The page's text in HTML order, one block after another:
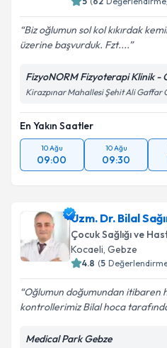
Biz oğlumun sol kol kıkırdak
üzerine başvurduk. Fzt....
FizyoNORM Fizyoterapi Klinik -
Kirazpınar Mahallesi Şehit Ali Gaffar
En Yakın Saatler
10 Ağu
09:00
10 Ağu
09:30
Uzm. Dr. Bilal
Çocuk Sağlığı ve
Kocaeli, Gebze
4.8 (5
Oğlumun doğumundan itibaren
kontrollerimiz Bilal hoca
Medical Park Gebze